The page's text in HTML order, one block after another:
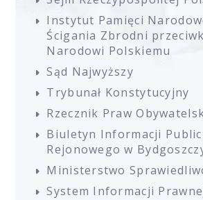
Instytut Pamięci
Ścigania Zbrodni
Narodowi Polskiemu
Sąd Najwyższy
Trybunał Konstytucyjny
Rzecznik Praw
Biuletyn Informacji
Rejonowego w
Ministerstwo
System Informacji